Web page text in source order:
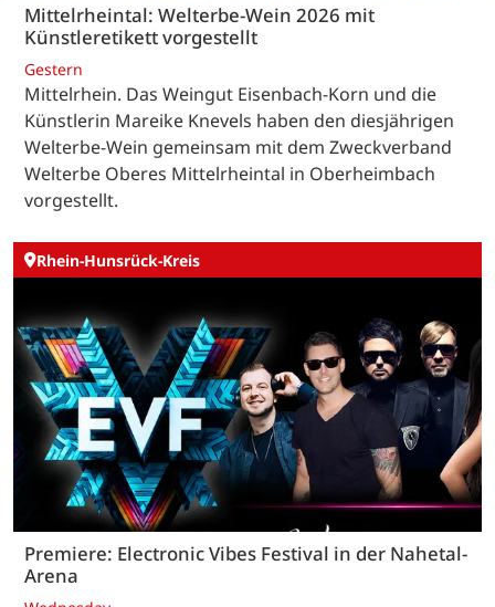
Mittelrheintal: Welterbe-Wein 2026 mit
Künstleretikett vorgestellt
Gestern
Mittelrhein. Das Weingut Eisenbach-Korn und die
Künstlerin Mareike Knevels haben den diesjährigen
Welterbe-Wein gemeinsam mit dem Zweckverband
Welterbe Oberes Mittelrheintal in Oberheimbach
vorgestellt.
Rhein-Hunsrück-Kreis
Premiere: Electronic Vibes Festival in der Nahetal-
Arena